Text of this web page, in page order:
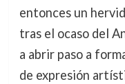
entonces un
tras el ocaso del
a abrir paso a
de expresión